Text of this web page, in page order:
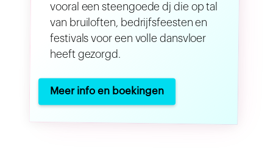
vooral een steengoede dj die op tal
van bruiloften, bedrijfsfeesten en
festivals voor een volle dansvloer
heeft gezorgd.
Meer info en boekingen